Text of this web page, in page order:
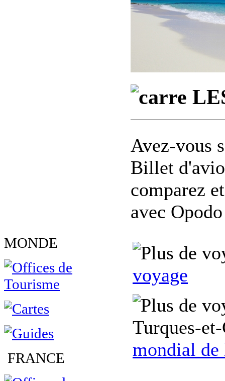
MONDE
FRANCE
Avez-vous
Billet
comparez
avec Opodo
voyage
Turques-
mondial de